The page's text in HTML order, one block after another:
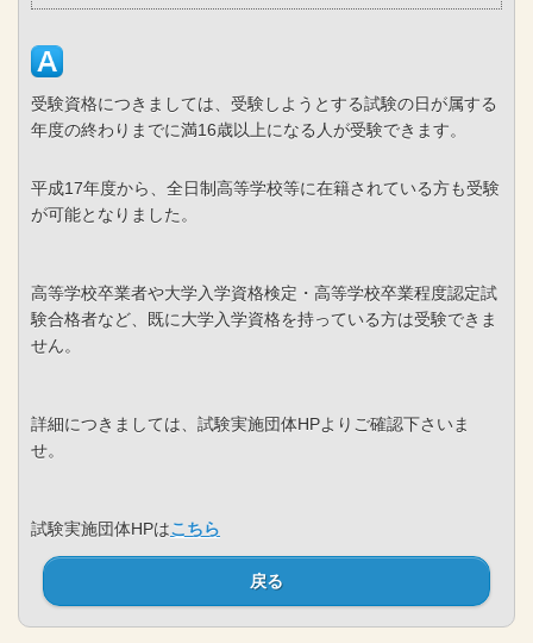
受験資格につきましては、受験しようとする試験の日が属する
年度の終わりまでに満16歳以上になる人が受験できます。
平成17年度から、全日制高等学校等に在籍されている方も受験
が可能となりました。
高等学校卒業者や大学入学資格検定・高等学校卒業程度認定試
験合格者など、既に大学入学資格を持っている方は受験できま
せん。
詳細につきましては、試験実施団体HPよりご確認下さいま
せ。
試験実施団体HPはこちら
戻る